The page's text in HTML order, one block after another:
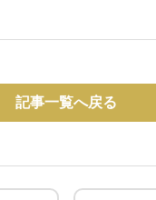
記事一覧へ戻る